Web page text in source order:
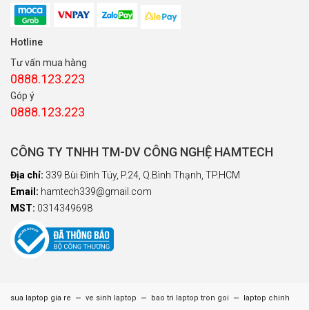
Hotline
Tư vấn mua hàng
0888.123.223
Góp ý
0888.123.223
CÔNG TY TNHH TM-DV CÔNG NGHỆ HAMTECH
Địa chỉ: 339 Bùi Đình Túy, P.24, Q.Bình Thạnh, TP.HCM
Email: hamtech339@gmail.com
MST: 0314349698
sua laptop gia re – ve sinh laptop – bao tri laptop tron goi – laptop chinh